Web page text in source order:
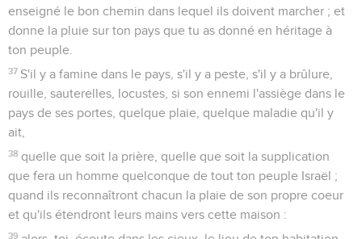
enseigné le bon chemin dans lequel ils doivent marcher ; et
donne la pluie sur ton pays que tu as donné en héritage à
ton peuple.
37 S'il y a famine dans le pays, s'il y a peste, s'il y a brûlure,
rouille, sauterelles, locustes, si son ennemi l'assiège dans le
pays de ses portes, quelque plaie, quelque maladie qu'il y
ait,
38 quelle que soit la prière, quelle que soit la supplication
que fera un homme quelconque de tout ton peuple Israël ;
quand ils reconnaîtront chacun la plaie de son propre coeur
et qu'ils étendront leurs mains vers cette maison :
39